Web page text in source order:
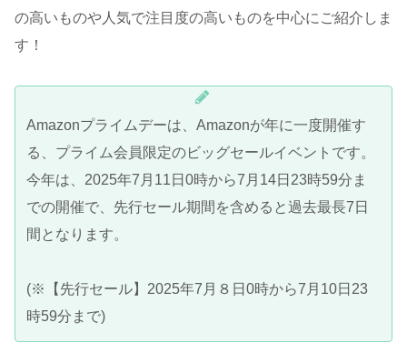
の高いものや人気で注目度の高いものを中心にご紹介しま
す！
Amazonプライムデーは、Amazonが年に一度開催す
る、プライム会員限定のビッグセールイベントです。
今年は、2025年7月11日0時から7月14日23時59分ま
での開催で、先行セール期間を含めると過去最長7日
間となります。
(※【先行セール】2025年7月８日0時から7月10日23
時59分まで)